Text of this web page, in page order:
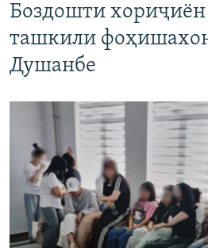
Боздошти
ташкили
Душанбе